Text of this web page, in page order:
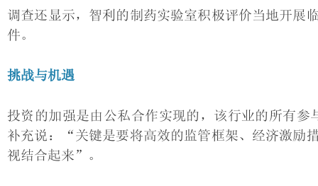
调查还显示，智利的制药实验室积极评价当地开展
件。
挑战与机遇
投资的加强是由公私合作实现的，该行业的所有
补充说：“关键是要将高效的监管框架、经济激励
视结合起来”。